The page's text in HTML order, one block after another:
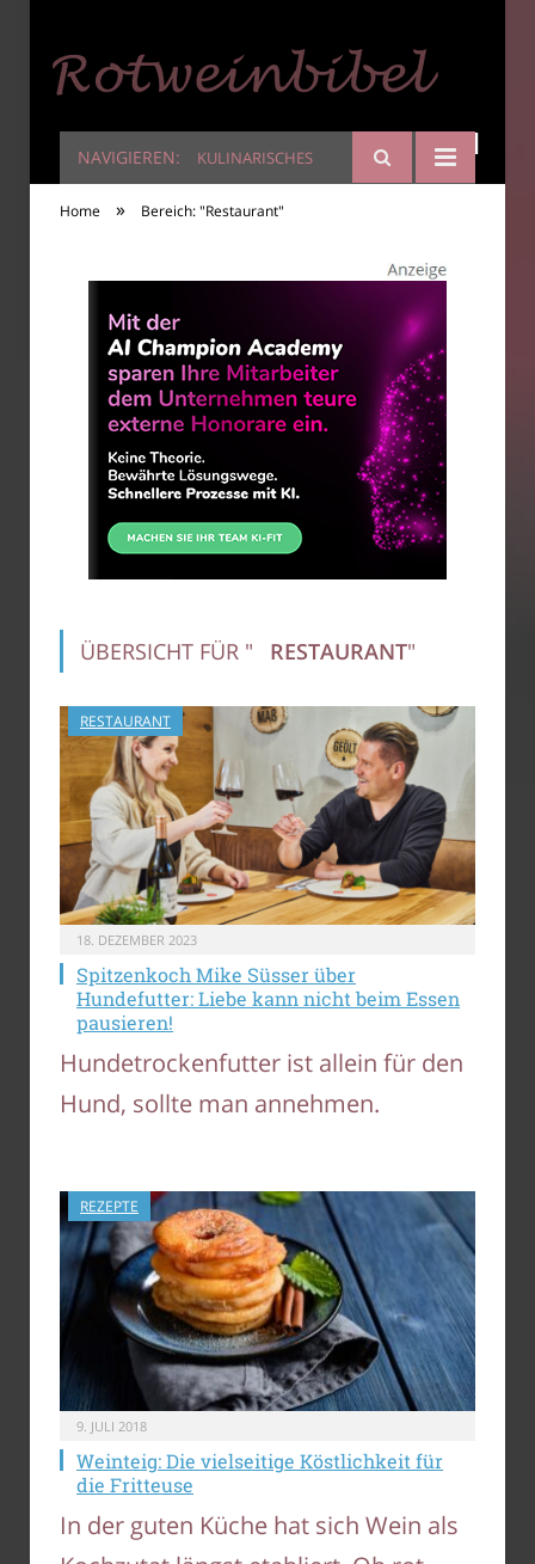
Rotweinbibel
NAVIGIEREN: KULINARISCHES
Home » Bereich: "Restaurant"
ÜBERSICHT FÜR " RESTAURANT"
RESTAURANT
18. DEZEMBER 2023
Spitzenkoch Mike Süsser über
Hundefutter: Liebe kann nicht beim Essen
pausieren!
Hundetrockenfutter ist allein für den
Hund, sollte man annehmen.
REZEPTE
9. JULI 2018
Weinteig: Die vielseitige Köstlichkeit für
die Fritteuse
In der guten Küche hat sich Wein als